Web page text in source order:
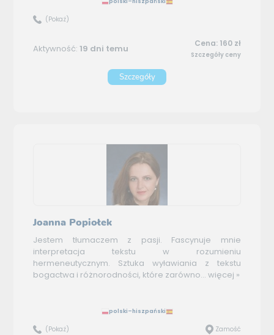
(Pokaż)
Aktywność:19 dni temu Cena: 160 zł
Szczegóły ceny
Szczegóły
Joanna Popiołek
Jestem tłumaczem z pasji. Fascynuje mnie
interpretacja tekstu w rozumieniu
hermeneutycznym. Sztuka wyławiania z tekstu
bogactwa i różnorodności, które zarówno... więcej »
polski–hiszpański
(Pokaż) Zamość